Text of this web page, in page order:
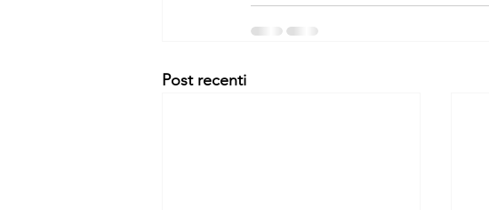
Post recenti